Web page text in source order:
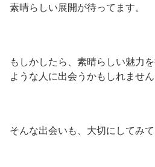
素晴らしい展開が待ってます。
もしかしたら、素晴らしい魅力
ような人に出会うかもしれません
そんな出会いも、大切にしてみて